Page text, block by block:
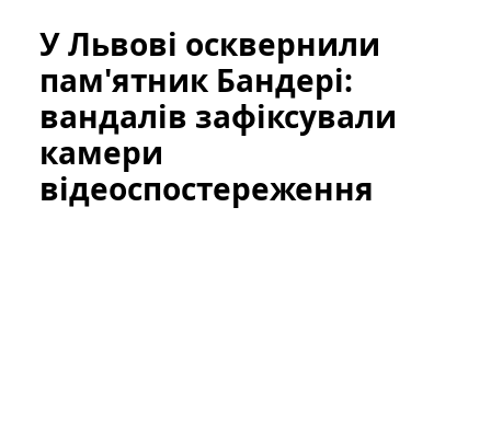
У Львові осквернили
пам'ятник Бандері:
вандалів зафіксували
камери
відеоспостереження